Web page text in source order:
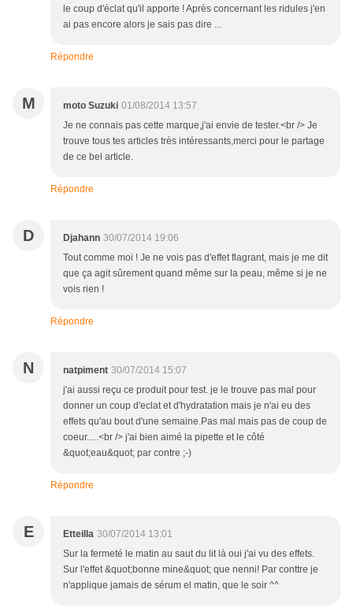
le coup d'éclat qu'il apporte ! Après concernant les ridules j'en
ai pas encore alors je sais pas dire ...
Répondre
M moto Suzuki 01/08/2014 13:57
Je ne connais pas cette marque,j'ai envie de tester.<br /> Je
trouve tous tes articles très intéressants,merci pour le partage
de ce bel article.
Répondre
D Djahann 30/07/2014 19:06
Tout comme moi ! Je ne vois pas d'effet flagrant, mais je me dit
que ça agit sûrement quand même sur la peau, même si je ne
vois rien !
Répondre
N natpiment 30/07/2014 15:07
j'ai aussi reçu ce produit pour test. je le trouve pas mal pour
donner un coup d'eclat et d'hydratation mais je n'ai eu des
effets qu'au bout d'une semaine.Pas mal mais pas de coup de
coeur.....<br /> j'ai bien aimé la pipette et le côté
&quot;eau&quot; par contre ;-)
Répondre
E Etteilla 30/07/2014 13:01
Sur la fermeté le matin au saut du lit là oui j'ai vu des effets.
Sur l'effet &quot;bonne mine&quot; que nenni! Par conttre je
n'applique jamais de sérum el matin, que le soir ^^